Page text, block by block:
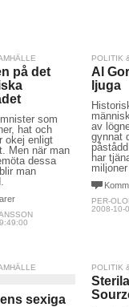
på det
som
hat och
okej enligt
Men när man
dessa
man
POLITIK
Al
ljuga
av
gynnat
har
PER-
2008-10-
sexiga
POLITIK